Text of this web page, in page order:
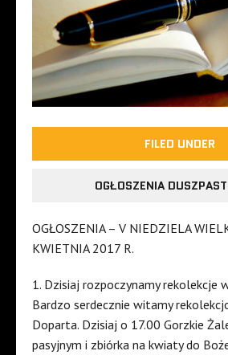
FILED UNDER
OGŁOSZENIA
OGŁOSZENIA – V NIEDZIELA
KWIETNIA 2017 R.
1. Dzisiaj rozpoczynamy rekolekcje
Bardzo serdecznie witamy
Doparta. Dzisiaj o 17.00 Gorzkie
pasyjnym i zbiórka na kwiaty do